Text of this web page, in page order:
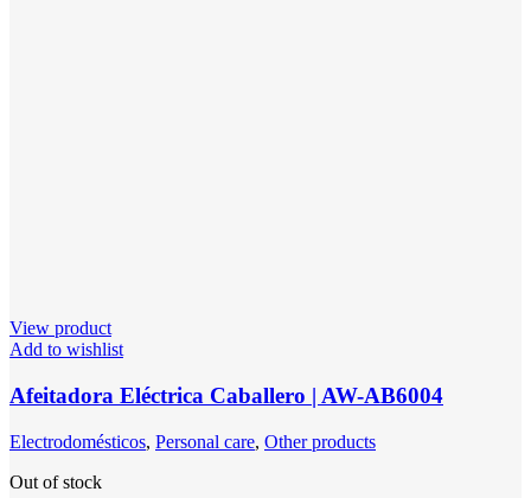
View product
Add to wishlist
Afeitadora Eléctrica Caballero | AW-AB6004
Electrodomésticos, Personal care, Other products
Out of stock